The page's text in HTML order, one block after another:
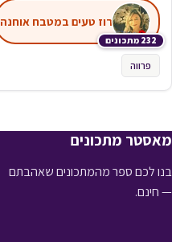
232 מתכונים
רוז טעים במטבח אוחנה
פרווה
מאסטר מתכונים
בנו לכם ספר מהמתכונים שאהבתם
— חינם.